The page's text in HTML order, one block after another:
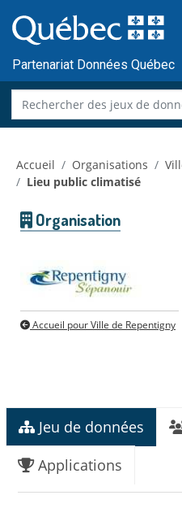
au
contenu
Partenariat Données Québec
Accueil Organisations
Lieu public climatisé
Organisation
Accueil pour Ville de Repentigny
Jeu de données
Applications